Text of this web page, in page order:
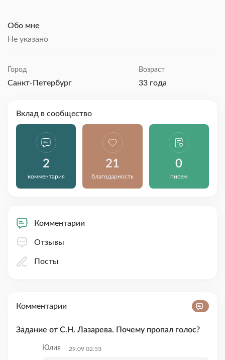
Обо мне
Не указано
Город
Санкт-Петербург
Возраст
33 года
Вклад в сообщество
2
комментария
21
благодарность
0
писем
Комментарии
Отзывы
Посты
Комментарии
Задание от С.Н. Лазарева. Почему пропал голос?
Юлия 29.09 02:53